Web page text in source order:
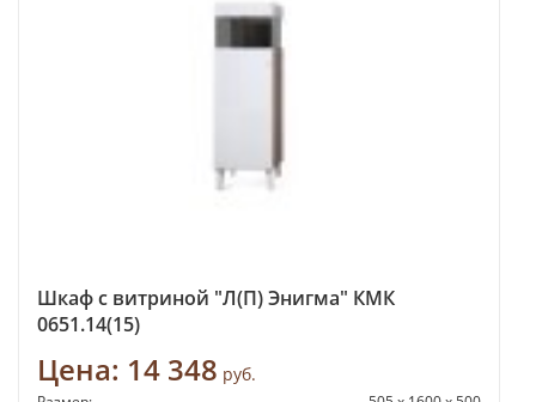
Шкаф с витриной "Л(П) Энигма" КМК
0651.14(15)
Цена: 14 348 руб.